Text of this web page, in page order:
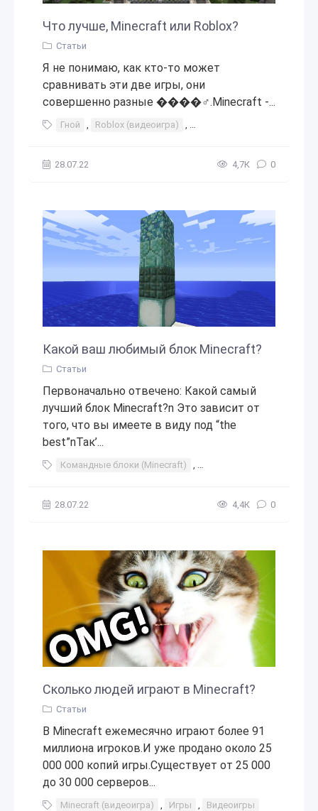
Что лучше, Minecraft или Roblox?
Статьи
Я не понимаю, как кто-то может
сравнивать эти две игры, они
совершенно разные ����‍♂️.Minecraft -...
Гной , Roblox (видеоигра) , Minecraft (франшиза
28.07.22 4,7К 0
Какой ваш любимый блок Minecraft?
Статьи
Первоначально отвечено: Какой самый
лучший блок Minecraft?n Это зависит от
того, что вы имеете в виду под “the
best”nТак’...
Командные блоки (Minecraft) , Minecraft Mods 2018
28.07.22 4,4К 0
Сколько людей играют в Minecraft?
Статьи
В Minecraft ежемесячно играют более 91
миллиона игроков.И уже продано около 25
000 000 копий игры.Существует от 25 000
до 30 000 серверов...
Minecraft (видеоигра) , Игры , Видеоигры